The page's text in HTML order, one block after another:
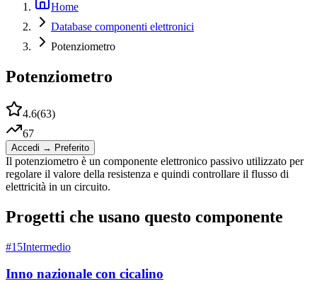
Home
Database componenti elettronici
Potenziometro
Potenziometro
4.6(63)
67
Accedi → Preferito
Il potenziometro è un componente elettronico passivo utilizzato per
regolare il valore della resistenza e quindi controllare il flusso di
elettricità in un circuito.
Progetti che usano questo componente
#15Intermedio
Inno nazionale con cicalino